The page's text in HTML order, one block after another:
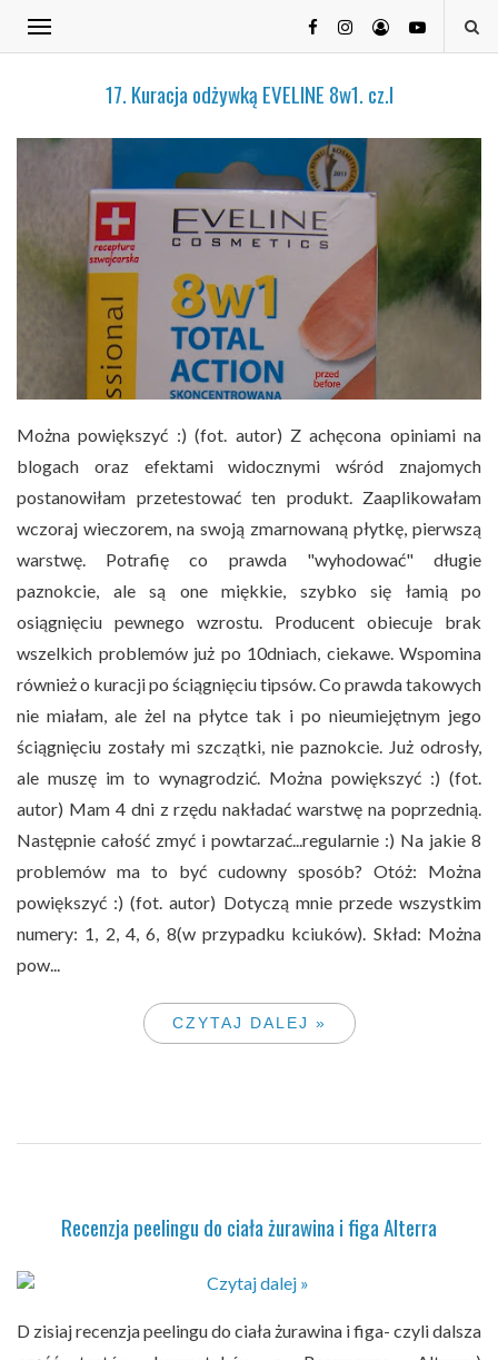
17. Kuracja odżywką EVELINE 8w1. cz.I
Można powiększyć :) (fot. autor) Z achęcona opiniami na
blogach oraz efektami widocznymi wśród znajomych
postanowiłam przetestować ten produkt. Zaaplikowałam
wczoraj wieczorem, na swoją zmarnowaną płytkę, pierwszą
warstwę. Potrafię co prawda "wyhodować" długie
paznokcie, ale są one miękkie, szybko się łamią po
osiągnięciu pewnego wzrostu. Producent obiecuje brak
wszelkich problemów już po 10dniach, ciekawe. Wspomina
również o kuracji po ściągnięciu tipsów. Co prawda takowych
nie miałam, ale żel na płytce tak i po nieumiejętnym jego
ściągnięciu zostały mi szczątki, nie paznokcie. Już odrosły,
ale muszę im to wynagrodzić. Można powiększyć :) (fot.
autor) Mam 4 dni z rzędu nakładać warstwę na poprzednią.
Następnie całość zmyć i powtarzać...regularnie :) Na jakie 8
problemów ma to być cudowny sposób? Otóż: Można
powiększyć :) (fot. autor) Dotyczą mnie przede wszystkim
numery: 1, 2, 4, 6, 8(w przypadku kciuków). Skład: Można
pow...
CZYTAJ DALEJ »
Recenzja peelingu do ciała żurawina i figa Alterra
D zisiaj recenzja peelingu do ciała żurawina i figa- czyli dalsza